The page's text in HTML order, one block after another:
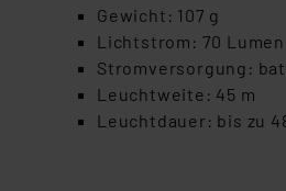
Gewicht: 107 g
Lichtstrom: 70 Lumen
Stromversorgung:
Leuchtweite: 45 m
Leuchtdauer: bis zu